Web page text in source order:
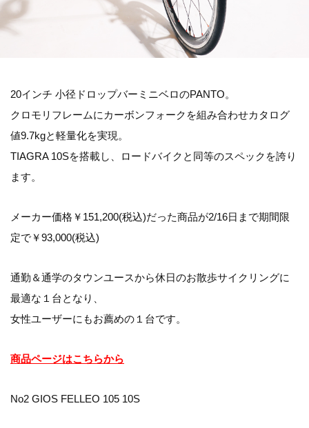
20インチ 小径ドロップバーミニベロのPANTO。
クロモリフレームにカーボンフォークを組み合わせカタログ
値9.7kgと軽量化を実現。
TIAGRA 10Sを搭載し、ロードバイクと同等のスペックを誇り
ます。
メーカー価格￥151,200(税込)だった商品が2/16日まで期間限
定で￥93,000(税込)
通勤＆通学のタウンユースから休日のお散歩サイクリングに
最適な１台となり、
女性ユーザーにもお薦めの１台です。
商品ページはこちらから
No2 GIOS FELLEO 105 10S